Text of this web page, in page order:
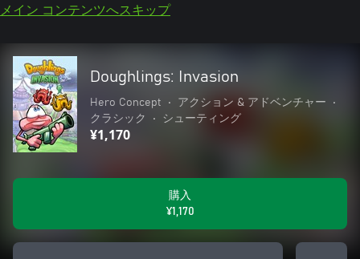
メイン コンテンツへスキップ
Doughlings: Invasion
Hero Concept • アクション & アドベンチャー
•
クラシック
• シューティング
¥1,170
購入
¥1,170